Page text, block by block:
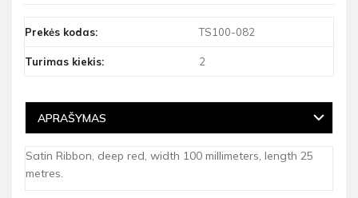
Prekės kodas: TS100-082
Turimas kiekis: 2
APRAŠYMAS
Satin Ribbon, deep red, width 100 millimeters, length 25
metres.